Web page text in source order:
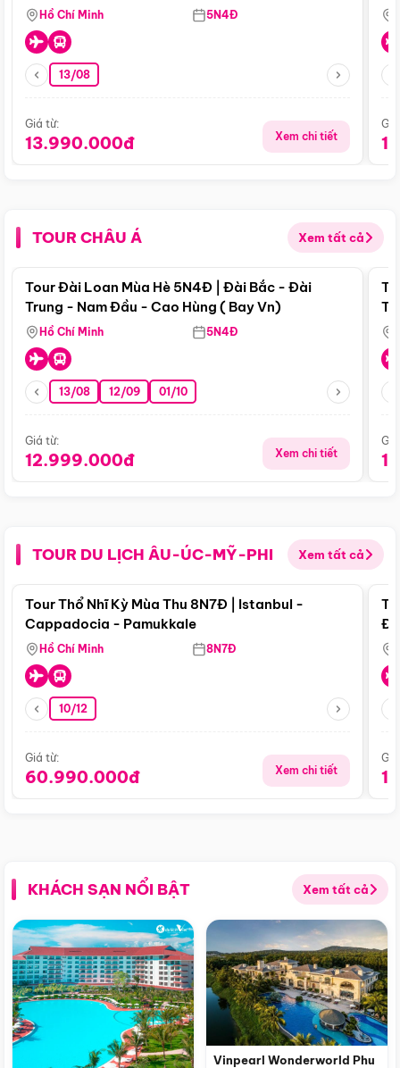
Singapore
Hồ Chí Minh 5N4Đ
13/08
Giá từ:
13.990.000đ Xem chi tiết
TOUR CHÂU Á Xem tất cả
Điểm nổi bật
Tour Đài Loan Mùa Hè 5N4Đ | Đài Bắc - Đài
Trung - Nam Đầu - Cao Hùng ( Bay Vn)
Hồ Chí Minh 5N4Đ
13/08 12/09 01/10
Giá từ:
12.999.000đ Xem chi tiết
TOUR DU LỊCH ÂU-ÚC-MỸ-PHI Xem tất cả
Điểm nổi bật
Tour Thổ Nhĩ Kỳ Mùa Thu 8N7Đ | Istanbul -
Cappadocia - Pamukkale
Hồ Chí Minh 8N7Đ
10/12
Giá từ:
60.990.000đ Xem chi tiết
KHÁCH SẠN NỔI BẬT Xem tất cả
Vinpearl Wonderworld Phu